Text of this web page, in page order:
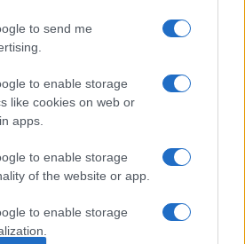
to send me
to enable storage
like cookies on web or
apps.
to enable storage
of the website or app.
to enable storage
egysége adja. A 2020-as
alkalommal volt lehetőségük
külön öröm számukra, hogy ezen
újra láthatja a közönség.
bérlet sajtótájékoztatóján (balról
András polgármester, Szikora
igazgatója és Egerházi Attila, a
igazgatója. Fotó: Simon Erika